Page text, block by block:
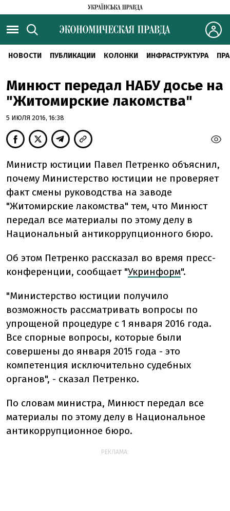
НОВОСТИ ПУБЛИКАЦИИ КОЛОНКИ ИНФРАСТРУКТУРА
Минюст передал НАБУ досье на
"Житомирские лакомства"
5 ИЮЛЯ 2016, 16:38
Министр юстиции Павел Петренко объяснил,
почему Министерство юстиции не проверяет
факт смены руководства на заводе
"Житомирские лакомства" тем, что Минюст
передал все материалы по этому делу в
Национальный антикоррупционного бюро.
Об этом Петренко рассказал во время пресс-
конференции, сообщает "Укринформ".
"Министерство юстиции получило
возможность рассматривать вопросы по
упрощеной процедуре с 1 января 2016 года.
Все спорные вопросы, которые были
совершены до января 2015 года - это
компетенция исключительно судебных
органов", - сказал Петренко.
По словам министра, Минюст передал все
материалы по этому делу в Национальное
антикоррупционное бюро.
РЕКЛАМА: